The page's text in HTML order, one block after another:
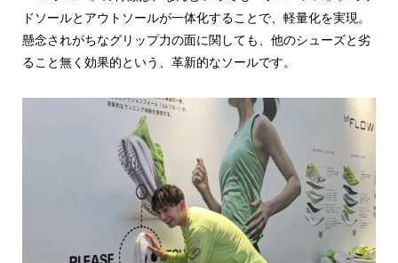
ドソールとアウトソールが一体化することで、軽量化を実現。
懸念されがちなグリップ力の面に関しても、他のシューズと劣
ること無く効果的という、革新的なソールです。